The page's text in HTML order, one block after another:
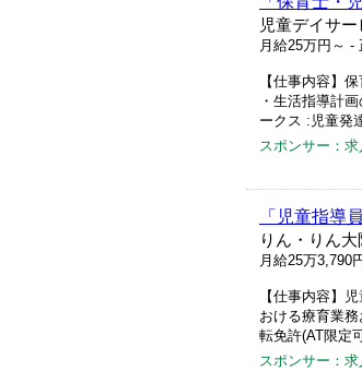
児童デイサ
月給25万円～ -
【仕事内容】
・生活指導計
ークス :児童発
スポンサー：
「児童指導
りん・りん
月給25万3,790
【仕事内容】
おける療育業
転免許(AT限定
スポンサー：